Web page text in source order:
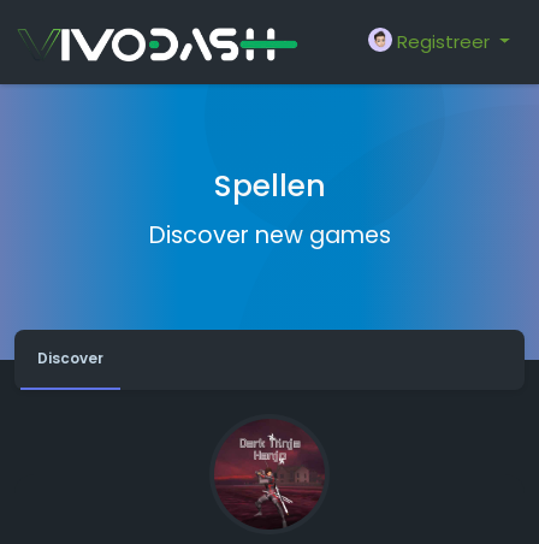
Registreer
Spellen
Discover new games
Discover